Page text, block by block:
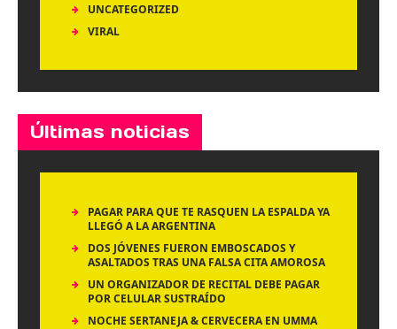
UNCATEGORIZED
VIRAL
Últimas noticias
PAGAR PARA QUE TE RASQUEN LA ESPALDA YA
LLEGÓ A LA ARGENTINA
DOS JÓVENES FUERON EMBOSCADOS Y
ASALTADOS TRAS UNA FALSA CITA AMOROSA
UN ORGANIZADOR DE RECITAL DEBE PAGAR
POR CELULAR SUSTRAÍDO
NOCHE SERTANEJA & CERVECERA EN UMMA